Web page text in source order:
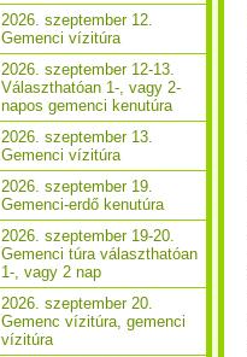
2026. szeptember 12.
Gemenci vízitúra
2026. szeptember 12-13.
Választhatóan 1-, vagy 2-
napos gemenci kenutúra
2026. szeptember 13.
Gemenci vízitúra
2026. szeptember 19.
Gemenci-erdő kenutúra
2026. szeptember 19-20.
Gemenci túra választhatóan
1-, vagy 2 nap
2026. szeptember 20.
Gemenc vízitúra, gemenci
vízitúra